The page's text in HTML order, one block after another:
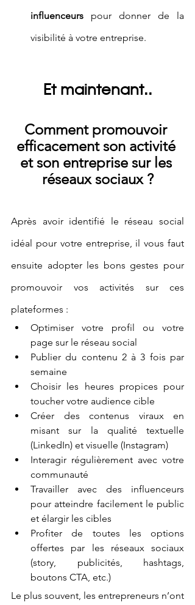
influenceurs pour donner de la
visibilité à votre entreprise.
Et maintenant..
Comment promouvoir
efficacement son activité
et son entreprise sur les
réseaux sociaux ?
Après avoir identifié le réseau social
idéal pour votre entreprise, il vous faut
ensuite adopter les bons gestes pour
promouvoir vos activités sur ces
plateformes :
Optimiser votre profil ou votre
page sur le réseau social
Publier du contenu 2 à 3 fois par
semaine
Choisir les heures propices pour
toucher votre audience cible
Créer des contenus viraux en
misant sur la qualité textuelle
(LinkedIn) et visuelle (Instagram)
Interagir régulièrement avec votre
communauté
Travailler avec des influenceurs
pour atteindre facilement le public
et élargir les cibles
Profiter de toutes les options
offertes par les réseaux sociaux
(story, publicités, hashtags,
boutons CTA, etc.)
Le plus souvent, les entrepreneurs n’ont